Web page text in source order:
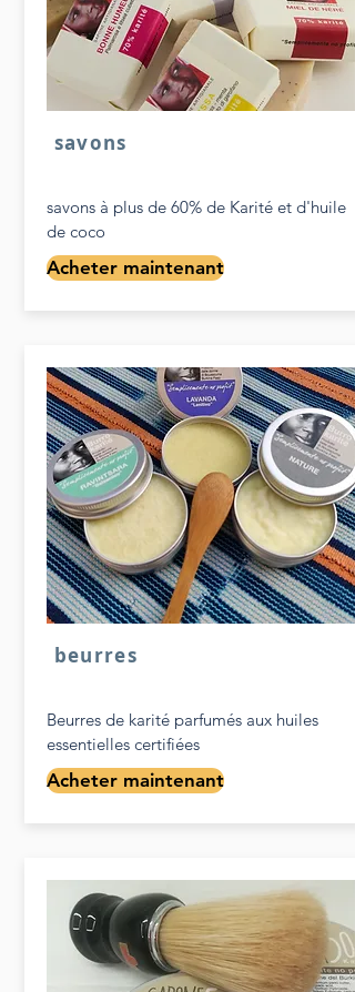
savons
savons à plus de 60% de Karité et d'huile
de coco
Acheter maintenant
beurres
Beurres de karité parfumés aux huiles
essentielles certifiées
Acheter maintenant